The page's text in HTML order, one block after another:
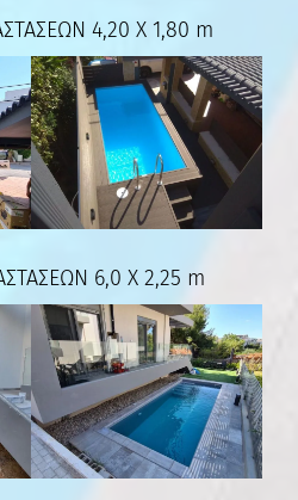
4,20 Χ 1,80 m
6,0 Χ 2,25 m